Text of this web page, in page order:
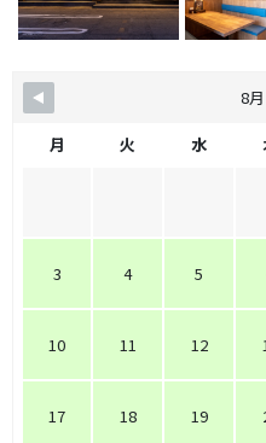
8
月 火 水
3 4 5
10 11 12
17 18 19